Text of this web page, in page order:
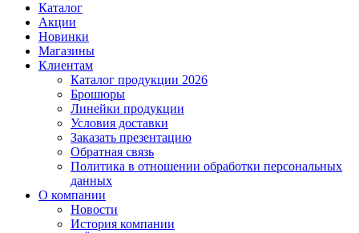
Каталог
Акции
Новинки
Магазины
Клиентам
Каталог продукции 2026
Брошюры
Линейки продукции
Условия доставки
Заказать презентацию
Обратная связь
Политика в отношении обработки персональных
данных
О компании
Новости
История компании